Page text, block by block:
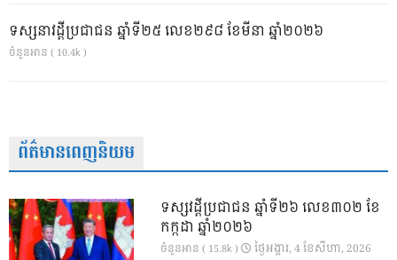
ទស្សនាវដ្ដីប្រជាជន ឆ្នាំទី២៥ លេខ២៩៨ ខែមីនា ឆ្នាំ២០២៦
ចំនួនអាន ( 10.4k )
ព័ត៌មានពេញនិយម
ទស្សវដ្តីប្រជាជន ឆ្នាំទី២៦ លេខ៣០២ ខែ
កក្កដា ឆ្នាំ២០២៦
ចំនួនអាន ( 15.8k ) ថ្ងៃ​អង្គារ, 4 ខែ​សីហា, 2026